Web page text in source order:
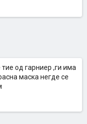
од гарниер ,ги има
маска негде се